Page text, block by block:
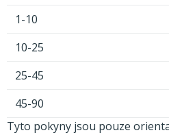
1-10
10-25
25-45
45-90
Tyto pokyny jsou pouze